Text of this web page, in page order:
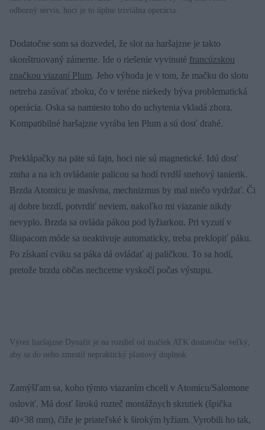
odborný servis, hoci je to úplne triviálna operácia.
Dodatočne som sa dozvedel, že slot na haršajzne je takto
skonštruovaný zámerne. Ide o riešenie vyvinuté francúzskou
značkou viazaní Plum. Jeho výhoda je v tom, že mačku do slotu
netreba zasúvať zboku, čo v teréne niekedy býva problematická
operácia. Oska sa namiesto toho do uchytenia vkladá zhora.
Kompatibilné haršajzne vyrába len Plum a sú dosť drahé.
Preklápačky na päte sú fajn, hoci nie sú magnetické. Idú dosť
ztuha a na ich ovládanie palicou sa hodí tvrdší snehový tanierik.
Brzda Atomicu je masívna, mechnizmus by mal niečo vydržať. Či
aj dobre brzdí, potvrdiť neviem, nakoľko mi viazanie nikdy
nevyplo. Brzda sa ovláda pákou pod lyžiarkou. Pri vyzutí v
šliapacom móde sa neaktivuje automaticky, treba preklopiť páku.
Po získaní cviku sa páka dá ovládať aj paličkou. To sa hodí,
pretože brzda občas nechceme vyskočí počas výstupu.
Výrez haršajzne Dynafit je na rozdiel od mačiek ATK dostatočne veľký,
aby sa do neho zmestil nepraktický plastový doplnok
Zamýšľam sa, koho týmto viazaním chceli v Atomicu/Salomone
osloviť. Má dosť širokú rozteč montážnych skrutiek (špička
40×38 mm), čiže je priateľské k širokým lyžiam. Vyrobili ho tak,